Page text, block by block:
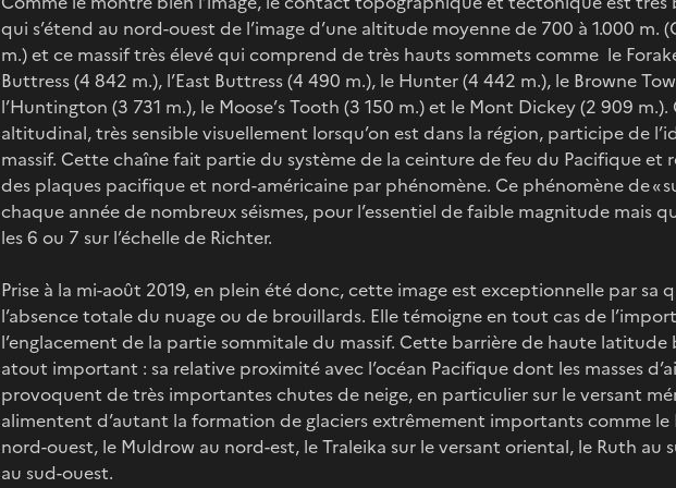
qui s’étend au nord-ouest de l’image d’une altitude moyenne de 700 à 1.000 m.
m.) et ce massif très élevé qui comprend de très hauts sommets comme le
Buttress (4 842 m.), l’East Buttress (4 490 m.), le Hunter (4 442 m.), le Browne
l’Huntington (3 731 m.), le Moose’s Tooth (3 150 m.) et le Mont Dickey (2 909
altitudinal, très sensible visuellement lorsqu’on est dans la région, participe de
massif. Cette chaîne fait partie du système de la ceinture de feu du Pacifique et
des plaques pacifique et nord-américaine par phénomène. Ce phénomène de «
chaque année de nombreux séismes, pour l’essentiel de faible magnitude mais
les 6 ou 7 sur l’échelle de Richter.
Prise à la mi-août 2019, en plein été donc, cette image est exceptionnelle par sa
l’absence totale du nuage ou de brouillards. Elle témoigne en tout cas de
l’englacement de la partie sommitale du massif. Cette barrière de haute latitude
atout important : sa relative proximité avec l’océan Pacifique dont les masses
provoquent de très importantes chutes de neige, en particulier sur le versant
alimentent d’autant la formation de glaciers extrêmement importants comme le
nord-ouest, le Muldrow au nord-est, le Traleika sur le versant oriental, le Ruth au
au sud-ouest.